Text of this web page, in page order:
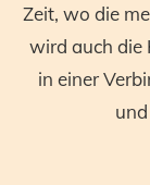
Zeit, wo die
wird auch die
in einer